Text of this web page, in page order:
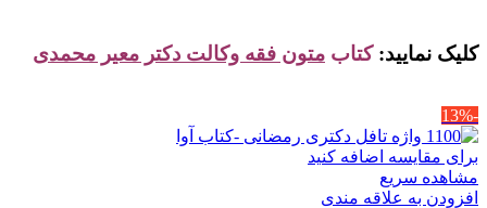
کلیک نمایید: کتاب متون فقه وکالت دکتر معیر محمدی
-13%
برای مقایسه اضافه کنید
مشاهده سریع
افزودن به علاقه مندی